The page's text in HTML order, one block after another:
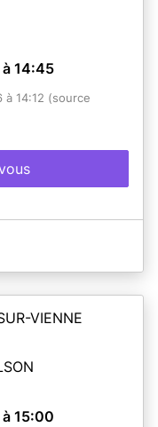
14:45
14:12 (source
VIENNE
15:00